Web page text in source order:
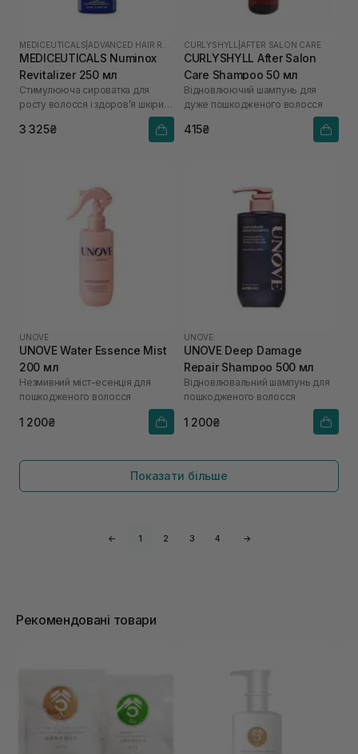
MEDICEUTICALS
MEDICEUTICALS Numinox
Revitalizer 250 мл
Стимулююча сироватка для
росту волосся і здоров’я шкіри
3 325₴
CURLYSHYLL AFTER SALON CARE
CURLYSHYLL After Salon
Care Shampoo 50 мл
Відновлюючий шампунь для
дуже пошкодженого волосся
415₴
UNOVE
UNOVE Water Essence Mist
200 мл
Незмивний міст-есенція для
пошкодженого волосся
1 200₴
UNOVE
UNOVE Deep Damage
Repair Shampoo 500 мл
Відновлювальний шампунь для
пошкодженого волосся
1 200₴
Показати більше
← 1 2 3 4 →
Рекомендовані товари